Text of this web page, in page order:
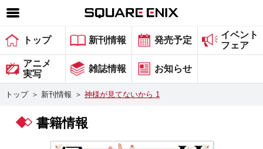
SQUARE ENIX 公式サイトメニュー
ゲーム
マガジン＆ブックス
グッズ
トップ 新刊情報 発売予定
イベント
フェア
アニメ
実写
雑誌情報 お知らせ
トップ ＞ 新刊情報 ＞ 神様が見てないから 1
書籍情報